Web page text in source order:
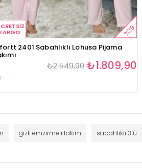
%29
2401 Sabahlıklı Lohusa Pijama
₺1.809,90
₺2.549,90
gizli emzirmeli takım sabahlıklı 3lü